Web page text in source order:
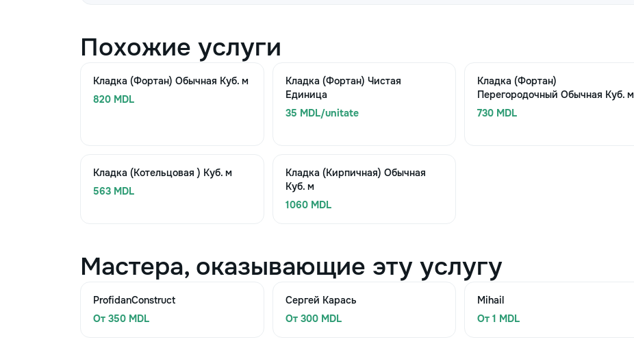
Похожие услуги
Кладка (Фортан) Обычная Куб. м
820 MDL
Кладка (Фортан) Чистая
Единица
35 MDL/unitate
Кладка (Фортан)
Перегородочный Обычная Куб. м
730 MDL
Кладка (Котельцовая ) Куб. м
563 MDL
Кладка (Кирпичная) Обычная
Куб. м
1060 MDL
Мастера, оказывающие эту услугу
ProfidanConstruct
От 350 MDL
Сергей Карась
От 300 MDL
Mihail
От 1 MDL